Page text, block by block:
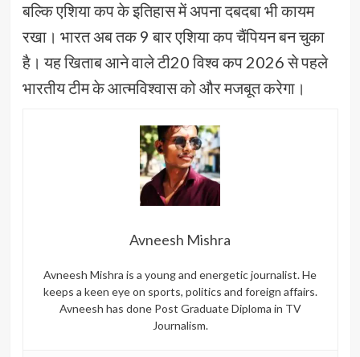
बल्कि एशिया कप के इतिहास में अपना दबदबा भी कायम
रखा। भारत अब तक 9 बार एशिया कप चैंपियन बन चुका
है। यह खिताब आने वाले टी20 विश्व कप 2026 से पहले
भारतीय टीम के आत्मविश्वास को और मजबूत करेगा।
Avneesh Mishra
Avneesh Mishra is a young and energetic journalist. He
keeps a keen eye on sports, politics and foreign affairs.
Avneesh has done Post Graduate Diploma in TV
Journalism.